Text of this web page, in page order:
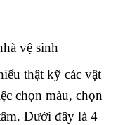
vệ sinh
thật kỹ các vật
chọn màu, chọn
Dưới đây là 4